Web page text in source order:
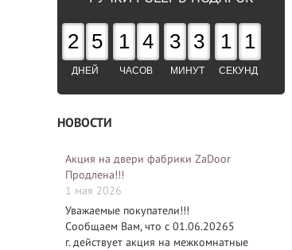
2 5
ДНЕЙ
1 4
ЧАСОВ
3 3
МИНУТ
1 0
СЕКУНД
НОВОСТИ
Акция на двери фабрики ZaDoor
Продлена!!!
1 мая 2026
Уважаемые покупатели!!!
Сообщаем Вам, что с 01.06.20265
г. действует акция на межкомнатные